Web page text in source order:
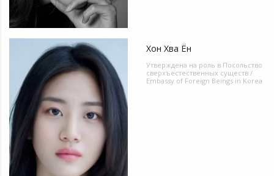
Хон Хва Ён
Утверждена на роль в Посольство
сверхъестественных существ /
Embassy of Foreign Beings in Korea